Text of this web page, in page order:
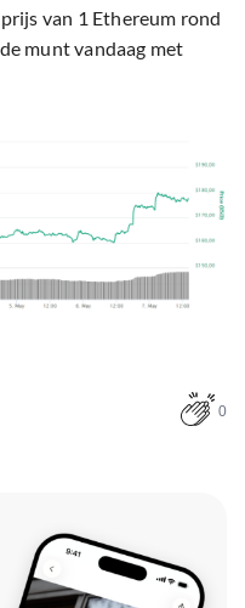
van 1 Ethereum rond
munt vandaag met
0